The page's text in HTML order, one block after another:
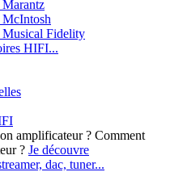
Fidelity
HIFI...
Comment
? Je découvre
dac, tuner...